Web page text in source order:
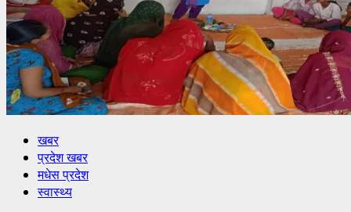
खबर
प्रदेश खबर
मधेस प्रदेश
स्वास्थ्य